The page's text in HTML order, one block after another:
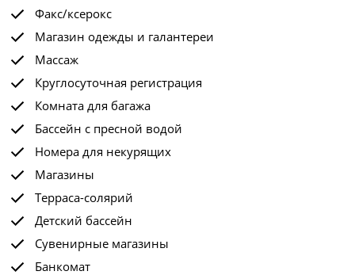
Факс/ксерокс
Магазин одежды и галантереи
Массаж
Круглосуточная регистрация
Комната для багажа
Бассейн с пресной водой
Номера для некурящих
Магазины
Терраса-солярий
Детский бассейн
Сувенирные магазины
Банкомат